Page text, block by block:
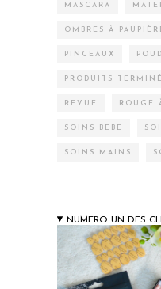
MASCARA
OMBRES À
PINCEAUX
PRODUITS
REVUE ROUGE
SOINS BÉBÉ
SOINS MAINS
NUMERO UN DES